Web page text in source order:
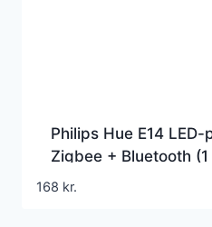
Philips Hue E14
Zigbee + Bluetooth (1
168 kr.